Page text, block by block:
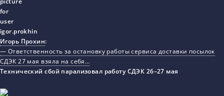
Игорь Прохин:
— Ответственность за остановку работы сервиса доставки посылок
СДЭК 27 мая взяла на себя…
Технический сбой парализовал работу СДЭК 26–27 мая